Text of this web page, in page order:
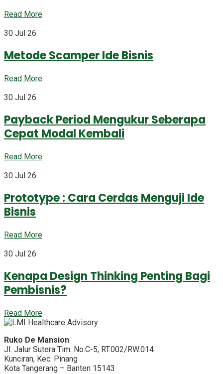
Read More
30 Jul 26
Metode Scamper Ide Bisnis
Read More
30 Jul 26
Payback Period Mengukur Seberapa
Cepat Modal Kembali
Read More
30 Jul 26
Prototype : Cara Cerdas Menguji Ide
Bisnis
Read More
30 Jul 26
Kenapa Design Thinking Penting Bagi
Pembisnis?
Read More
Ruko De Mansion
Jl. Jalur Sutera Tim. No.C-5, RT.002/RW.014
Kunciran, Kec. Pinang
Kota Tangerang – Banten 15143